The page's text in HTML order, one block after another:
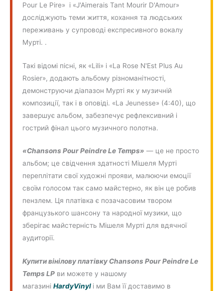
Pour Le Pire» і «J'Aimerais Tant Mourir D'Amour»
досліджують теми життя, кохання та людських
переживань у супроводі експресивного вокалу
Мурті. .
Такі відомі пісні, як «Lili» і «La Rose N'Est Plus Au
Rosier», додають альбому різноманітності,
демонструючи діапазон Мурті як у музичній
композиції, так і в оповіді. «La Jeunesse» (4:40), що
завершує альбом, забезпечує рефлексивний і
гострий фінал цього музичного полотна.
«Chansons Pour Peindre Le Temps» — це не просто
альбом; це свідчення здатності Мішеля Мурті
переплітати свої художні прояви, малюючи емоції
своїм голосом так само майстерно, як він це робив
пензлем. Ця платівка є позачасовим твором
французького шансону та народної музики, що
зберігає майстерність Мішеля Мурті для вдячної
аудиторії.
Купити вінілову платівку Chansons Pour Peindre Le
Temps LP ви можете у нашому
магазиніHardyVinyl і ми Вам її доставимо в